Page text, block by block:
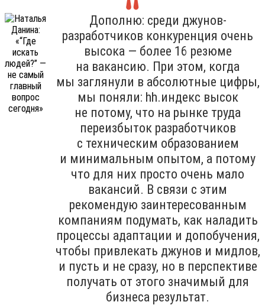
Дополню: среди джунов-
разработчиков конкуренция очень
высока — более 16 резюме
на вакансию. При этом, когда
мы заглянули в абсолютные цифры,
мы поняли: hh.индекс высок
не потому, что на рынке труда
переизбыток разработчиков
с техническим образованием
и минимальным опытом, а потому
что для них просто очень мало
вакансий. В связи с этим
рекомендую заинтересованным
компаниям подумать, как наладить
процессы адаптации и допобучения,
чтобы привлекать джунов и мидлов,
и пусть и не сразу, но в перспективе
получать от этого значимый для
бизнеса результат.